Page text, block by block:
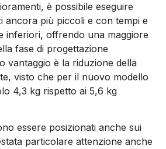
è possibile eseguire
ancora più piccoli e con tempi e
inferiori, offrendo una maggiore
fase di progettazione
vantaggio è la riduzione della
visto che per il nuovo modello
4,3 kg rispetto ai 5,6 kg
essere posizionati anche sui
particolare attenzione anche